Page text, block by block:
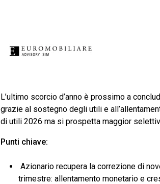
L’ultimo scorcio d’anno è prossimo a
grazie al sostegno degli utili e
di utili 2026 ma si prospetta maggior
Punti chiave:
Azionario recupera la correzione di
trimestre: allentamento monetario e